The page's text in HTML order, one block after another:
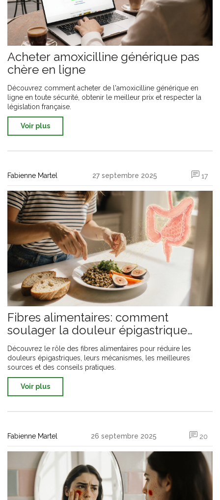
Acheter amoxicilline générique pas
chère en ligne
Découvrez comment acheter de l'amoxicilline générique en
ligne en toute sécurité, obtenir le meilleur prix et respecter la
législation française.
Voir plus
Fabienne Martel 27 septembre 2025 17
Fibres alimentaires: comment
soulager la douleur épigastrique
naturellement
Découvrez le rôle des fibres alimentaires pour réduire les
douleurs épigastriques, leurs mécanismes, les meilleures
sources et des conseils pratiques.
Voir plus
Fabienne Martel 26 septembre 2025 20